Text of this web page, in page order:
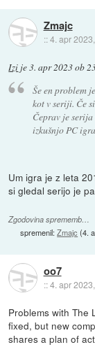
Zmajc
::4. apr
Izi je3. apr 2023 ob
Še en problem
kot v seriji. Če
Čeprav je
izkušnjo PC
Um igra je z leta
si gledal serijo je
Zgodovina sprememb…
spremenil:Zmajc (4.
oo7
::4. apr
Problems with The
fixed, but new
shares a plan of